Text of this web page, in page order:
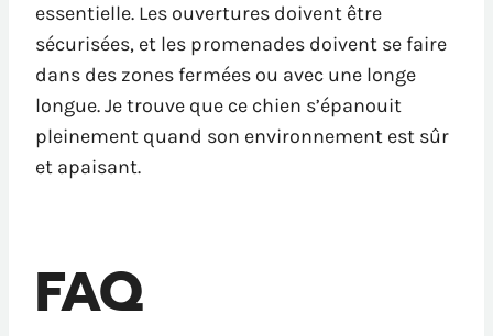
essentielle. Les ouvertures doivent être
sécurisées, et les promenades doivent se faire
dans des zones fermées ou avec une longe
longue. Je trouve que ce chien s’épanouit
pleinement quand son environnement est sûr
et apaisant.
FAQ